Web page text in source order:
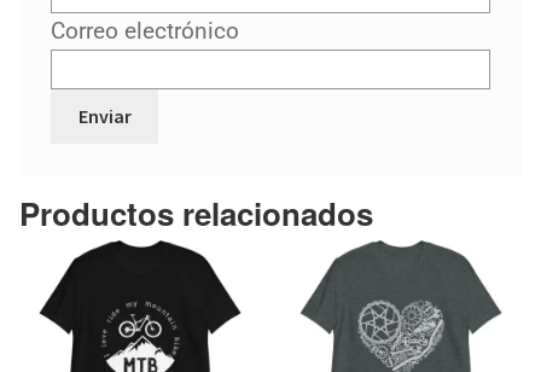
Correo electrónico
Productos relacionados